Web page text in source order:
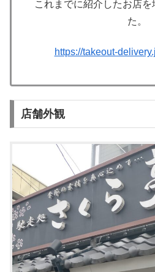
これまでに紹介したお店
た。
https://takeout-
店舗外観